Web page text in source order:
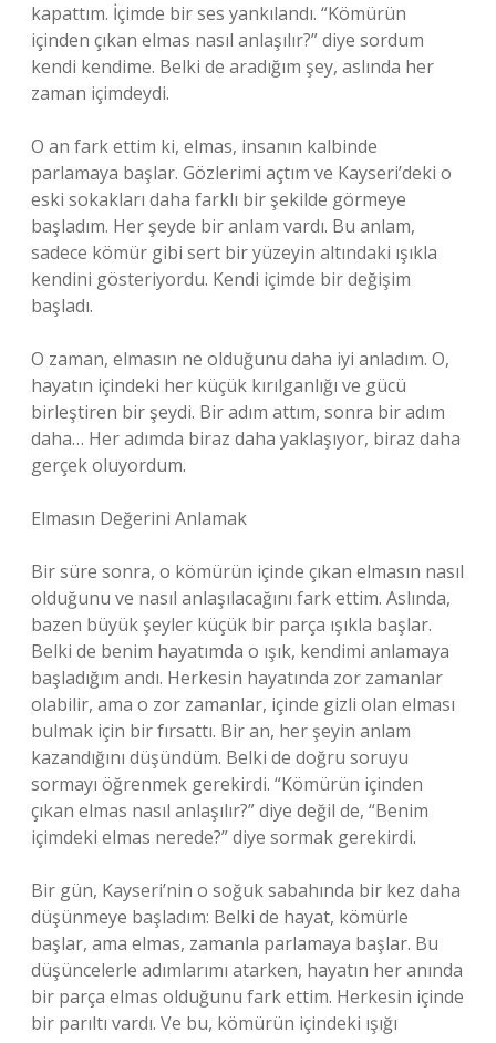
kapattım. İçimde bir ses yankılandı. “Kömürün
içinden çıkan elmas nasıl anlaşılır?” diye sordum
kendi kendime. Belki de aradığım şey, aslında her
zaman içimdeydi.
O an fark ettim ki, elmas, insanın kalbinde
parlamaya başlar. Gözlerimi açtım ve Kayseri’deki o
eski sokakları daha farklı bir şekilde görmeye
başladım. Her şeyde bir anlam vardı. Bu anlam,
sadece kömür gibi sert bir yüzeyin altındaki ışıkla
kendini gösteriyordu. Kendi içimde bir değişim
başladı.
O zaman, elmasın ne olduğunu daha iyi anladım. O,
hayatın içindeki her küçük kırılganlığı ve gücü
birleştiren bir şeydi. Bir adım attım, sonra bir adım
daha… Her adımda biraz daha yaklaşıyor, biraz daha
gerçek oluyordum.
Elmasın Değerini Anlamak
Bir süre sonra, o kömürün içinde çıkan elmasın nasıl
olduğunu ve nasıl anlaşılacağını fark ettim. Aslında,
bazen büyük şeyler küçük bir parça ışıkla başlar.
Belki de benim hayatımda o ışık, kendimi anlamaya
başladığım andı. Herkesin hayatında zor zamanlar
olabilir, ama o zor zamanlar, içinde gizli olan elması
bulmak için bir fırsattı. Bir an, her şeyin anlam
kazandığını düşündüm. Belki de doğru soruyu
sormayı öğrenmek gerekirdi. “Kömürün içinden
çıkan elmas nasıl anlaşılır?” diye değil de, “Benim
içimdeki elmas nerede?” diye sormak gerekirdi.
Bir gün, Kayseri’nin o soğuk sabahında bir kez daha
düşünmeye başladım: Belki de hayat, kömürle
başlar, ama elmas, zamanla parlamaya başlar. Bu
düşüncelerle adımlarımı atarken, hayatın her anında
bir parça elmas olduğunu fark ettim. Herkesin içinde
bir parıltı vardı. Ve bu, kömürün içindeki ışığı